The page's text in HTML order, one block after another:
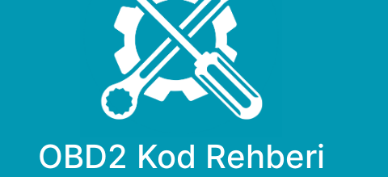
OBD2 Kod Rehberi